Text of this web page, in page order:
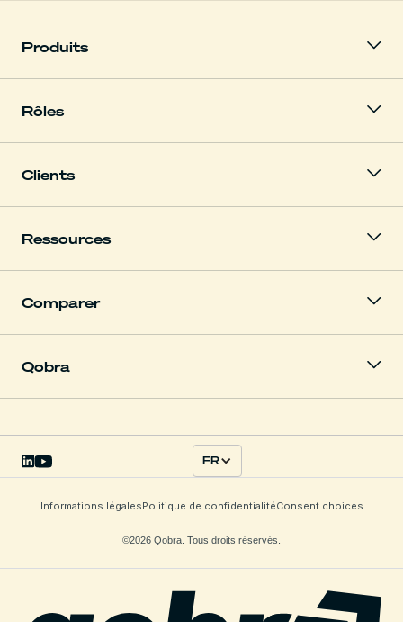
Produits
Rôles
Clients
Ressources
Comparer
Qobra
©2026 Qobra. Tous droits réservés.
Informations légalesPolitique de confidentialitéConsent choices
FR